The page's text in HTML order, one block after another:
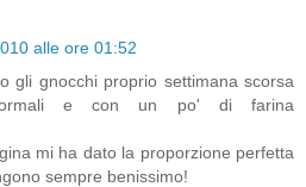
alle ore 01:52
gli gnocchi proprio settimana scorsa
e con un po' di farina
mi ha dato la proporzione perfetta
sempre benissimo!